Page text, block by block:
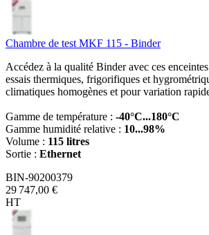
Chambre de test MKF 115 - Binder
Accédez à la qualité Binder avec ces
essais thermiques, frigorifiques et
climatiques homogènes et pour variation
Gamme de température : -40°C...180°C
Gamme humidité relative : 10...98%
Volume : 115 litres
Sortie : Ethernet
BIN-90200379
29 747,00 €
HT